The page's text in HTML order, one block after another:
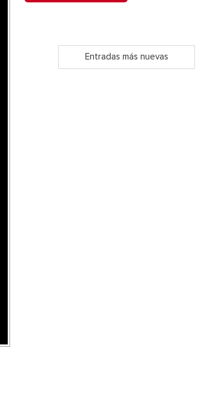
Entradas más nuevas